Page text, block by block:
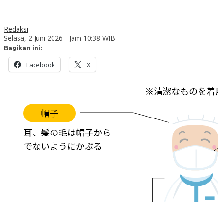
Redaksi
Selasa, 2 Juni 2026 - Jam 10:38 WIB
Bagikan ini:
Facebook X